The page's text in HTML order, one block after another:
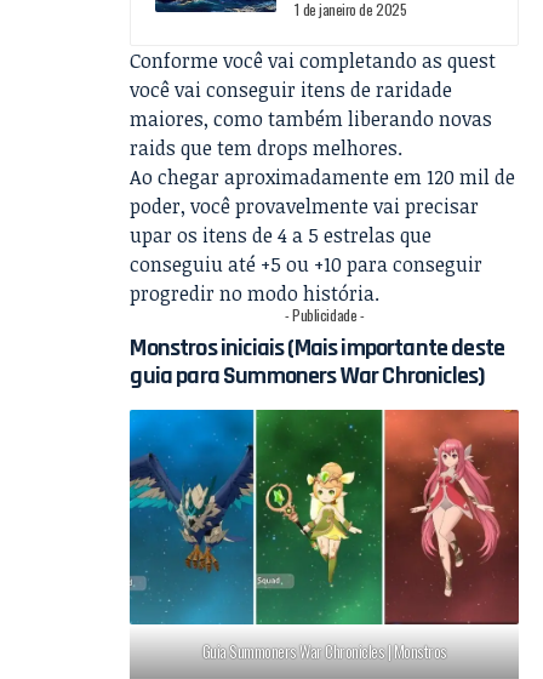
1 de janeiro de 2025
Conforme você vai completando as quest
você vai conseguir itens de raridade
maiores, como também liberando novas
raids que tem drops melhores.
Ao chegar aproximadamente em 120 mil de
poder, você provavelmente vai precisar
upar os itens de 4 a 5 estrelas que
conseguiu até +5 ou +10 para conseguir
progredir no modo história.
- Publicidade -
Monstros iniciais (Mais importante deste
guia para Summoners War Chronicles)
Guia Summoners War Chronicles | Monstros